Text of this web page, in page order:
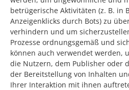
betrügerische Aktivitäten (z. B. in
Anzeigenklicks durch Bots) zu
verhindern und um
Prozesse ordnungsgemäß und
können auch verwendet werden,
die Nutzern, dem Publisher oder
der Bereitstellung von Inhalten
Ihrer Interaktion mit ihnen